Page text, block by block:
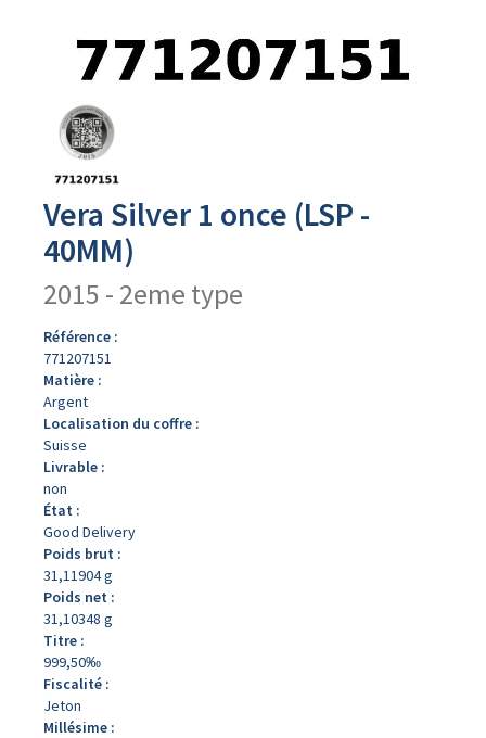
produit
Vera Silver 1 once (LSP -
40MM)
2015 - 2eme type
Référence :
771207151
Matière :
Argent
Localisation du coffre :
Suisse
Livrable :
non
État :
Good Delivery
Poids brut :
31,11904 g
Poids net :
31,10348 g
Titre :
999,50‰
Fiscalité :
Jeton
Millésime :